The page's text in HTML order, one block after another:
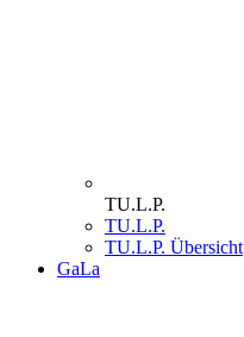
TU.L.P.
TU.L.P.
TU.L.P. Übersicht
GaLa